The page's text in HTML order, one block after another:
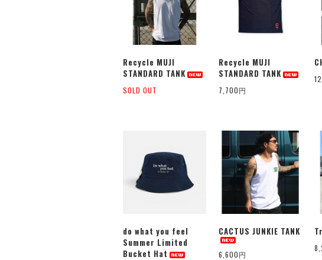
Recycle MUJI
STANDARD TANK
SOLD OUT
Recycle MUJI
STANDARD TANK
7,700円
do what you feel
Summer Limited
Bucket Hat
CACTUS JUNKIE TANK
6,600円